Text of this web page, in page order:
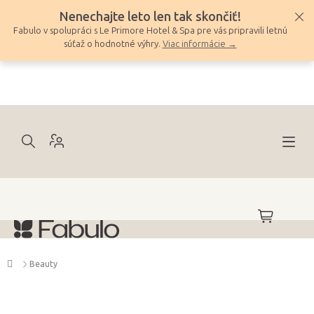
obsah
Nenechajte leto len tak skončiť!
Fabulo v spolupráci s Le Primore Hotel & Spa pre vás pripravili letnú
súťaž o hodnotné výhry. Viac informácie →
NÁKUPNÝ
KOŠÍK
Domov
Beauty